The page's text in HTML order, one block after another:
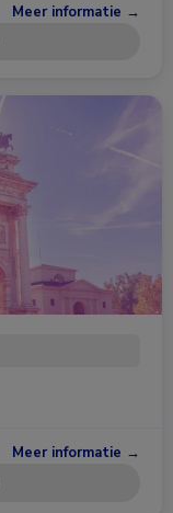
Meer informatie →
Meer informatie →